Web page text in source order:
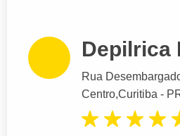
Depilrica
Rua
Centro,Curitiba -